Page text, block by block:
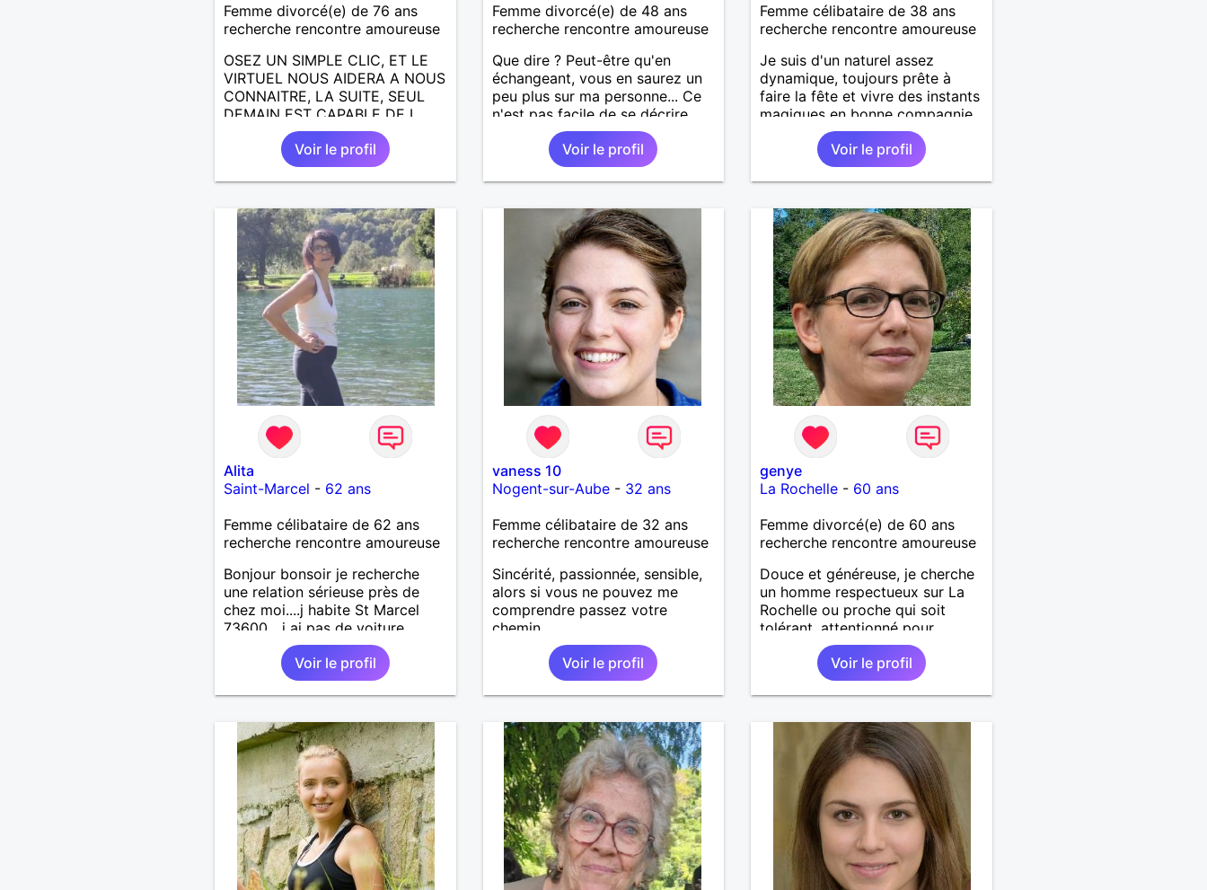
Femme divorcé(e) de 76 ans
recherche rencontre amoureuse
OSEZ UN SIMPLE CLIC, ET LE
VIRTUEL NOUS AIDERA A NOUS
CONNAITRE, LA SUITE, SEUL
DEMAIN EST CAPABLE DE L
ECRIRE; J AIMERAIS
RENCONTRER, LA COMPLICITE,
LE PARTAGE DES BELLES
CHOSES DE LA VIE : BALADES,
AILLEURS. ETRE A L ECOUTE
DE L AUTRE, ET LA VIE SERA
PLUS BELLE
ENCORE.....................
Voir le profil
Femme divorcé(e) de 48 ans
recherche rencontre amoureuse
Que dire ? Peut-être qu'en
échangeant, vous en saurez un
peu plus sur ma personne... Ce
n'est pas facile de se décrire
soi-même
Voir le profil
Femme célibataire de 38 ans
recherche rencontre amoureuse
Je suis d'un naturel assez
dynamique, toujours prête à
faire la fête et vivre des instants
magiques en bonne compagnie,
ciné, resto, bar-pub, ou une
bonne soirée en duo.
Voir le profil
Alita
Saint-Marcel - 62 ans
Femme célibataire de 62 ans
recherche rencontre amoureuse
Bonjour bonsoir je recherche
une relation sérieuse près de
chez moi....j habite St Marcel
73600....j ai pas de voiture
50km ... quelqu'un qui aurait
entre 55 et 64 ans...sans enfants
de préférence même adultes et
qui n aurait garder aucun
ex...si vous correspondez à ma
recherche ecrivez moi je vous
répondrai...
Voir le profil
vaness 10
Nogent-sur-Aube- 32 ans
Femme célibataire de 32 ans
recherche rencontre amoureuse
Sincérité, passionnée, sensible,
alors si vous ne pouvez me
comprendre passez votre
chemin.
Voir le profil
genye
La Rochelle - 60 ans
Femme divorcé(e) de 60 ans
recherche rencontre amoureuse
Douce et généreuse, je cherche
un homme respectueux sur La
Rochelle ou proche qui soit
tolérant, attentionné pour
profiter de la vie à deux.
Voir le profil